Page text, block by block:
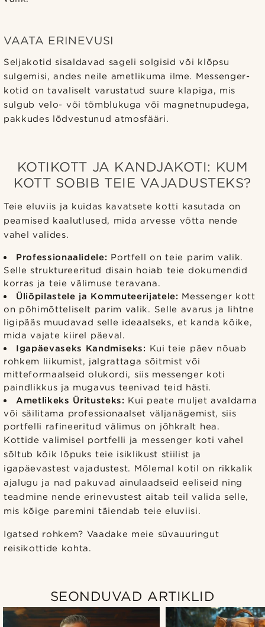
VAATA ERINEVUSI
Seljakotid sisaldavad sageli solgisid või klõpsu
sulgemisi, andes neile ametlikuma ilme. Messenger-
kotid on tavaliselt varustatud suure klapiga, mis
sulgub velo- või tõmblukuga või magnetnupudega,
pakkudes lõdvestunud atmosfääri.
KOTIKOTT JA KANDJAKOTI: KUM
KOTT SOBIB TEIE VAJADUSTEKS?
Teie eluviis ja kuidas kavatsete kotti kasutada on
peamised kaalutlused, mida arvesse võtta nende
vahel valides.
Professionaalidele: Portfell on teie parim valik.
Selle struktureeritud disain hoiab teie dokumendid
korras ja teie välimuse teravana.
Üliõpilastele ja Kommuteerijatele: Messenger kott
on põhimõtteliselt parim valik. Selle avarus ja lihtne
ligipääs muudavad selle ideaalseks, et kanda kõike,
mida vajate kiirel päeval.
Igapäevaseks Kandmiseks: Kui teie päev nõuab
rohkem liikumist, jalgrattaga sõitmist või
mitteformaalseid olukordi, siis messenger koti
paindlikkus ja mugavus teenivad teid hästi.
Ametlikeks Üritusteks: Kui peate muljet avaldama
või säilitama professionaalset väljanägemist, siis
portfelli rafineeritud välimus on jõhkralt hea.
Kottide valimisel portfelli ja messenger koti vahel
sõltub kõik lõpuks teie isiklikust stiilist ja
igapäevastest vajadustest. Mõlemal kotil on rikkalik
ajalugu ja nad pakuvad ainulaadseid eeliseid ning
teadmine nende erinevustest aitab teil valida selle,
mis kõige paremini täiendab teie eluviisi.
Igatsed rohkem? Vaadake meie süvauuringut
reisikottide kohta.
SEONDUVAD ARTIKLID